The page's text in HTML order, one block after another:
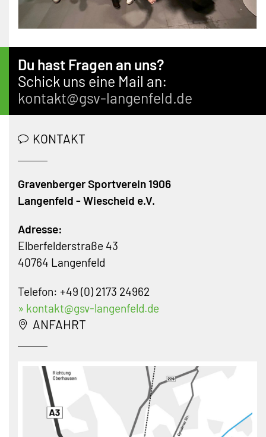
Du hast Fragen an uns?
Schick uns eine Mail an:
kontakt@gsv-langenfeld.de
KONTAKT
Gravenberger Sportverein 1906
Langenfeld - Wiescheid e.V.
Adresse:
Elberfelderstraße 43
40764 Langenfeld
Telefon: +49 (0) 2173 24962
» kontakt@gsv-langenfeld.de
ANFAHRT